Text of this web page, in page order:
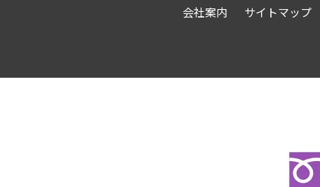
会社案内 サイトマップ